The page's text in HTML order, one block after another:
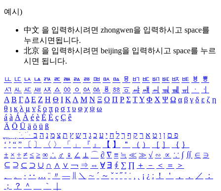
예시)
中文 을 입력하시려면 zhongwen을 입력하시고 space를
누르시면됩니다.
北京 을 입력하시려면 beijing을 입력하시고 space를 누르
시면 됩니다.
ㅥ ㅦ ㅧ ㅨ ㅩ ㅪ ㅫ ㅬ ㅭ ㅮ ㅯ ㅰ ㅱ ㅲ ㅳ ㅴ ㅵ ㅶ ㅷ ㅸ
ㅹ
ㅺ ㅻ ㅼ ㅽ ㅾ ㅿ ㆀ ㆁ ㆂ ㆃ ㆄ ㆅ ㆆ ㆇ ㆈ ㆉ ㆊ ㆋ ㆌ ㆍ
ㆎ
Α Β ΓΔ Ε Ζ Η Θ Ι ΚΛ Μ Ν Ξ Ο Π Ρ Σ ΤΥ Φ Χ Ψ Ω α β γ δ ε ζ η
θ ι κ λ μ ν ξ ο π ρ σ τ υ φ χ ψ ω
á à Á À é è É È ç Ç ê
Ä Ö Ü ä ö ü ß
ִֶֹ ֻּ ׁׂ פ ם ן ו ט א ר ק ף ך ל ח י ע כ ג ד ש ץ ת צ מ נ ה ב
‘ ’ “ ” 〔 〕 〈 〉 「 」 『 』 【 】 ＂ （ ） ［ ］ ｛ ｝
± × ÷ ≠ ≤ ≥ ∞ ∴ ♂ ♀ ∠ ⊥ ⌒ ∂ ∇ ≡ ≒ ≪ ≫ √ ∽ ∝ ∵ ∫ ∬ ∈ ∋
⊆ ⊇ ⊂ ⊃ ∪ ∩ ∧ ∨ ￢ ⇒ ⇔ ∀ ∃ ∮ ∑ ∏ ＋ － ＜ ＝
＞
、
。 · ‥ … ¨ 〃 ― ＼ ∼ ´ ～ ˇ ˘ ˝ ˚ ˙ ¸ ¡ ¿ ː ！ ＇ ， ． ／
：
；
？ ＾ ｀